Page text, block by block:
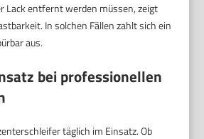
Lack entfernt werden müssen, zeigt
In solchen Fällen zahlt sich ein
aus.
bei professionellen
täglich im Einsatz. Ob